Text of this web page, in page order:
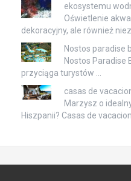
ekosystemu
Oświetlenie
dekoracyjny, ale również
Nostos paradise
Nostos Paradise
przyciąga turystów …
casas de
Marzysz o
Hiszpanii? Casas de